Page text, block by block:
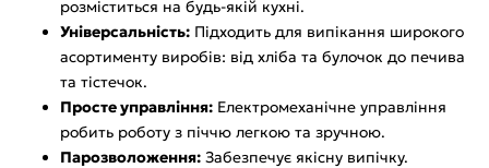
розміститься на будь-якій кухні.
Універсальність: Підходить для випікання широкого
асортименту виробів: від хліба та булочок до печива
та тістечок.
Просте управління: Електромеханічне управління
робить роботу з піччю легкою та зручною.
Парозволоження: Забезпечує якісну випічку.